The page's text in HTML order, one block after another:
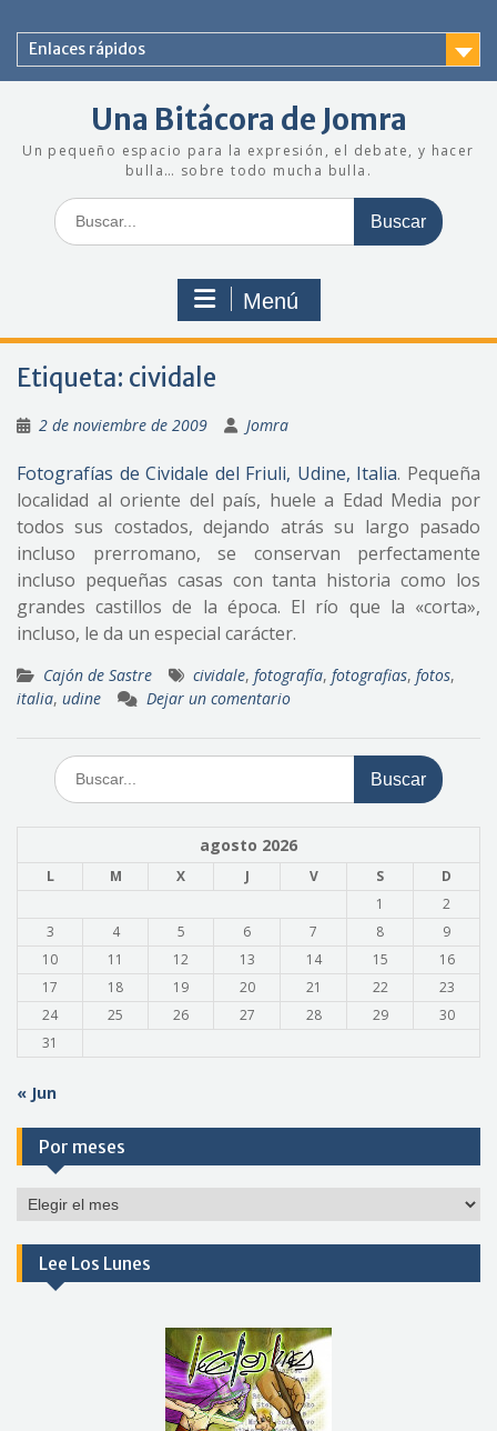
contenido
Enlaces rápidos
Una Bitácora de Jomra
Un pequeño espacio para la expresión, el debate, y hacer
bulla… sobre todo mucha bulla.
Buscar:
Menú
Etiqueta: cividale
2 de noviembre de 2009 Jomra
Fotografías de Cividale del Friuli, Udine, Italia. Pequeña
localidad al oriente del país, huele a Edad Media por
todos sus costados, dejando atrás su largo pasado
incluso prerromano, se conservan perfectamente
incluso pequeñas casas con tanta historia como los
grandes castillos de la época. El río que la «corta»,
incluso, le da un especial carácter.
Cajón de Sastre cividale, fotografía, fotografias, fotos,
italia, udine Dejar un comentario
Buscar:
agosto 2026
L M X J V S
D
1
2
3
4 5 6 7 8
9
10
11 12 13 14 15
16
17
18 19 20 21 22
23
24
25 26 27 28 29
30
31
« Jun
Por meses
Por
Lee Los Lunes